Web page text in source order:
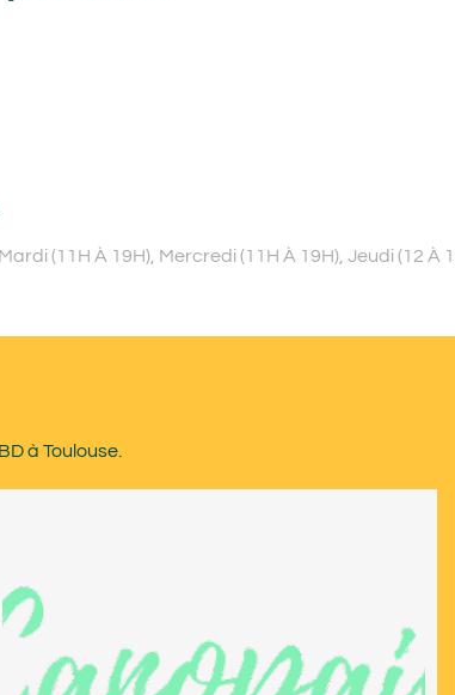
(11H À 19H), Mercredi (11H À 19H), Jeudi (12 À
à Toulouse.